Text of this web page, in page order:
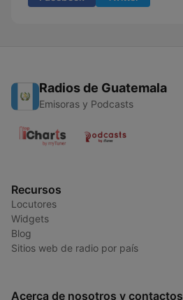
Radios de Guatemala
Emisoras y Podcasts
Recursos
Locutores
Widgets
Blog
Sitios web de radio por país
Acerca de nosotros y contactos